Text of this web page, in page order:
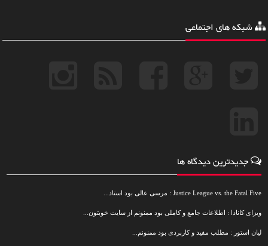
شبکه های اجتماعی
جدیدترین دیدگاه ها
Justice League vs. the Fatal Five : مرسی عالی بود استاد...
ویزای کانادا : اطلاعات جامع و کاملی بود ممنونم از سایت خوبتون...
لیان استور : مطلب مفید و کاربردی بود ممنونم...